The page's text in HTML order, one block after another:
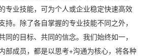
专业技能，可为个人或企业稳定快速高效
持。除了各自掌握的专业技能不同之外，
同的目标、共同的信念。我们始终如一，
部成员，都是以思考+沟通为核心，将各种